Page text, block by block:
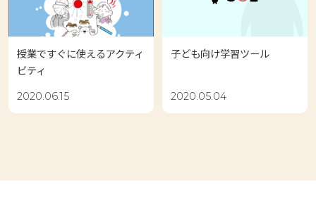
授業ですぐに使えるアクティ
ビティ
2020.06.15
子ども向け学習ツール
2020.05.04